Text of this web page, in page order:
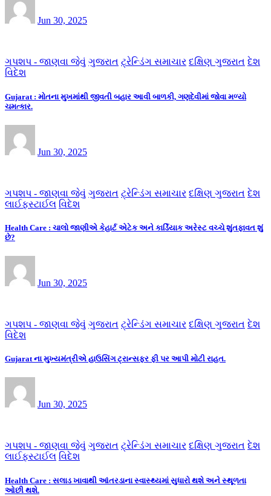
Jun 30, 2025
ગપશપ - જાણવા જેવું ગુજરાત ટ્રેન્ડિંગ સમાચાર દક્ષિણ ગુજરાત દેશ
વિદેશ
Gujarat : મોતના મુખમાંથી જીવતી બહાર આવી બાળકી, ગણદેવીમાં જોવા મળ્યો
ચમત્કાર.
Jun 30, 2025
ગપશપ - જાણવા જેવું ગુજરાત ટ્રેન્ડિંગ સમાચાર દક્ષિણ ગુજરાત દેશ
લાઈફસ્ટાઈલ વિદેશ
Health Care : ચાલો જાણીએ કેહાર્ટ એટેક અને કાર્ડિયાક અરેસ્ટ વચ્ચે શુંતફાવત શું
છે?
Jun 30, 2025
ગપશપ - જાણવા જેવું ગુજરાત ટ્રેન્ડિંગ સમાચાર દક્ષિણ ગુજરાત દેશ
વિદેશ
Gujarat ના મુખ્યમંત્રીએ હાઉસિંગ ટ્રાન્સફર ફી પર આપી મોટી રાહત.
Jun 30, 2025
ગપશપ - જાણવા જેવું ગુજરાત ટ્રેન્ડિંગ સમાચાર દક્ષિણ ગુજરાત દેશ
લાઈફસ્ટાઈલ વિદેશ
Health Care : સલાડ ખાવાથી આંતરડાના સ્વાસ્થ્યમાં સુધારો થશે અને સ્થૂળતા
ઓછી થશે.